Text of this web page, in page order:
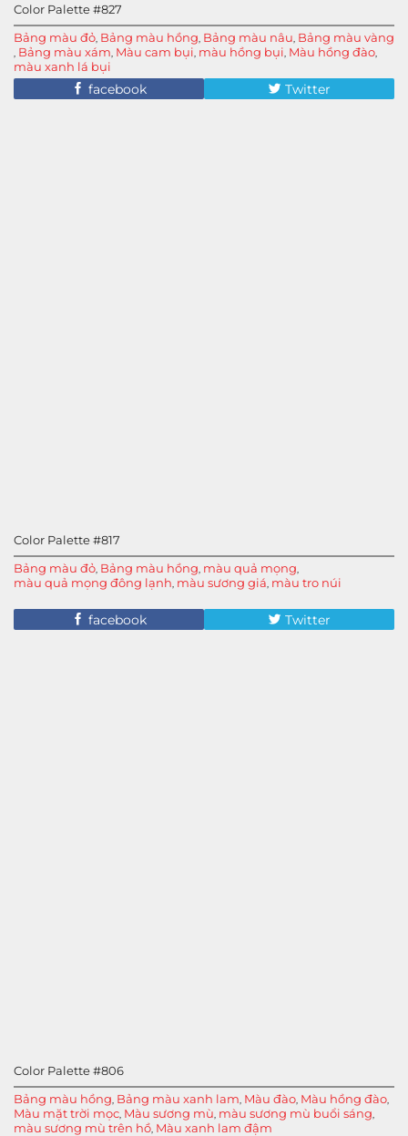
Color Palette #827
Bảng màu đỏ, Bảng màu hồng, Bảng màu nâu, Bảng màu vàng
, Bảng màu xám, Màu cam bụi, màu hồng bụi, Màu hồng đào,
màu xanh lá bụi
facebook
Twitter
Color Palette #817
Bảng màu đỏ, Bảng màu hồng, màu quả mọng,
màu quả mọng đông lạnh, màu sương giá, màu tro núi
facebook Twitter
Color Palette #806
Bảng màu hồng, Bảng màu xanh lam, Màu đào, Màu hồng đào,
Màu mặt trời mọc, Màu sương mù, màu sương mù buổi sáng,
màu sương mù trên hồ, Màu xanh lam đậm